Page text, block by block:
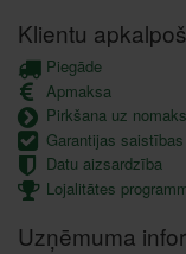
Klientu
Piegāde
Apmaksa
Pirkšana uz
Garantijas
Datu aizsardzība
Lojalitātes
Uzņēmuma